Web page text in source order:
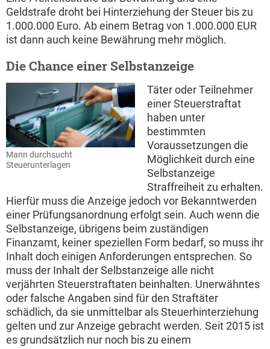
Geldstrafe droht bei Hinterziehung der Steuer bis zu
1.000.000 Euro. Ab einem Betrag von 1.000.000 EUR
ist dann auch keine Bewährung mehr möglich.
Die Chance einer Selbstanzeige
Mann durchsucht
Steuerunterlagen
Täter oder Teilnehmer
einer Steuerstraftat
haben unter
bestimmten
Voraussetzungen die
Möglichkeit durch eine
Selbstanzeige
Straffreiheit zu erhalten.
Hierfür muss die Anzeige jedoch vor Bekanntwerden
einer Prüfungsanordnung erfolgt sein. Auch wenn die
Selbstanzeige, übrigens beim zuständigen
Finanzamt, keiner speziellen Form bedarf, so muss ihr
Inhalt doch einigen Anforderungen entsprechen. So
muss der Inhalt der Selbstanzeige alle nicht
verjährten Steuerstraftaten beinhalten. Unerwähntes
oder falsche Angaben sind für den Straftäter
schädlich, da sie unmittelbar als Steuerhinterziehung
gelten und zur Anzeige gebracht werden. Seit 2015 ist
es grundsätzlich nur noch bis zu einem